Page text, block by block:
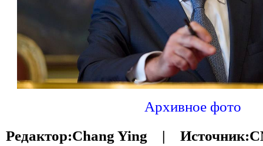
Архивное фото
Редактор:Chang Ying | Источник: